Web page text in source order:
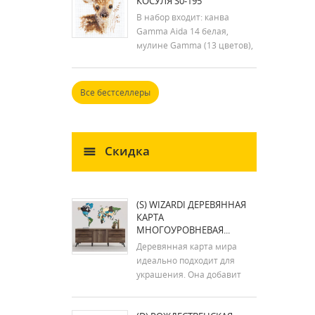
В набор входит: канва
Gamma Aida 14 белая,
мулине Gamma (13 цветов),
Все бестселлеры
Скидка
(S) WIZARDI ДЕРЕВЯННАЯ
КАРТА
МНОГОУРОВНЕВАЯ...
Деревянная карта мира
идеально подходит для
украшения. Она добавит